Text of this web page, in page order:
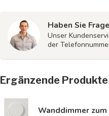
Haben Sie
Unser
der
Ergänzende Produkte
Wanddimmer zum